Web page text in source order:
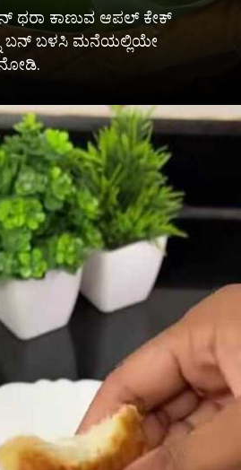
ಥರಾ ಕಾಣುವ ಆಪಲ್ ಕೇಕ್
ಬನ್ ಬಳಸಿ ಮನೆಯಲ್ಲಿಯೇ